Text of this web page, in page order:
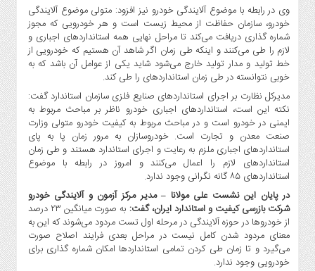
وی در رابطه با موضوع آلایندگی خودرو نیز افزود: متولی موضوع آلایندگی
خودرو، سازمان حفاظت از محیط زیست است و هر خودرویی که مجوز
شماره گذاری دریافت می‌کند تا مراحل نهایی همه استانداردهای اجباری و
لازم را طی می‌کنند و اینکه طی زمان اگر شاهد آن هستیم که خودرویی از
خط تولید و مدار تولید خارج می‌شود شاید یکی از عوامل آن باشد که به
خوبی نتوانسته در طی زمان استانداردهای را طی کند.
مدیرکل نظارت بر اجرای استانداردهای صنایع فلزی سازمان استاندارد گفت:
نکته این است، استانداردهای اجباری خودرو ناظر بر مباحث مربوط به
ایمنی در خودرو است و در مباحث مربوط به کیفیت خودرو متولی وزارت
صنعت معدن و تجارت است. خودروسازان به مرور زمان پا به پای
استانداردهای اجباری ملزم به رعایت و اجرای استاندارد هستند و طی زمان
استانداردهای لازم را اعمال می‌کنند و امروز در رابطه با موضوع
استانداردهای ۸۵ گانه نگرانی وجود ندارد.
در پایان این نشست علی مولانا – مدیر مرکز آزمون و آلایندگی خودرو
شرکت بازرسی کیفیت و استاندارد ایران، گفت:
به صورت میانگین ۲۳ درصد
از خودروها در حوزه آلایندگی در مرحله اول تست مردود می‌شوند که این به
معنای مردود شدن کامل نیست در مراحل بعدی فرایند اصلاح صورت
می‌گیرد و تا زمان طی کردن تمامی استانداردها امکان شماره گذاری برای
خودرویی وجود ندارد.